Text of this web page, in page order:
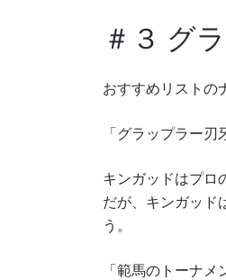
＃３ グ
おすすめリストの
「グラップラー
キンガッドはプロ
だが、キンガッド
う。
「範馬のトーナ